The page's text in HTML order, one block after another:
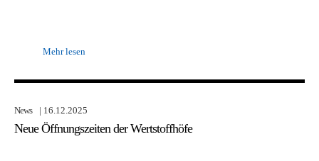
Mehr lesen
News | 16.12.2025
Neue Öffnungszeiten der Wertstoffhöfe